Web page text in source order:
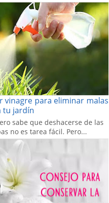
vinagre para eliminar malas
tu jardín
sabe que deshacerse de las
no es tarea fácil. Pero...